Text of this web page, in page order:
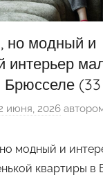
но модный и
интерьер
Брюсселе
июня, 2026